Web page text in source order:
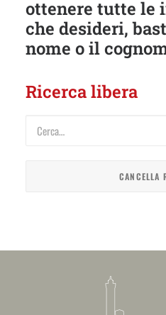
ottenere tutte le
che desideri,
nome o il
Ricerca libera
docenti